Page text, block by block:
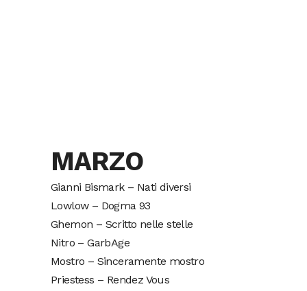
MARZO
Gianni Bismark – Nati diversi
Lowlow – Dogma 93
Ghemon – Scritto nelle stelle
Nitro – GarbAge
Mostro – Sinceramente mostro
Priestess – Rendez Vous